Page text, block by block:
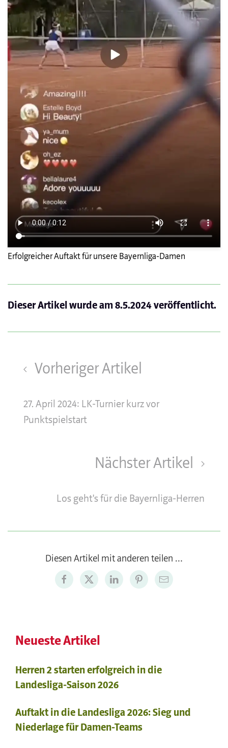
Erfolgreicher Auftakt für unsere Bayernliga-Damen
Dieser Artikel wurde am8.5.2024veröffentlicht.
Vorheriger Artikel
27. April 2024: LK-Turnier kurz vor
Punktspielstart
Nächster Artikel
Los geht's für die Bayernliga-Herren
Diesen Artikel mit anderen teilen …
Neueste Artikel
Herren 2 starten erfolgreich in die
Landesliga-Saison 2026
Auftakt in die Landesliga 2026: Sieg und
Niederlage für Damen-Teams